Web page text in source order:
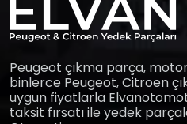
Peugeot çıkma parça,
binlerce Peugeot, Citroen
uygun fiyatlarla
taksit fırsatı ile yedek